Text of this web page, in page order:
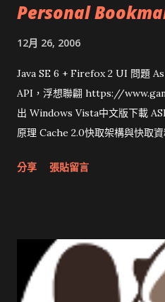
Personal
12月 26, 2006
Java SE 6 + Firefox 2 UI 問題
API，浮想聯翩 https://
出 Windows Vista中文版下載
原理 Cache 2.0快取架構與快取
圖治推動改革 Wait and see 國內
分享 張貼留言